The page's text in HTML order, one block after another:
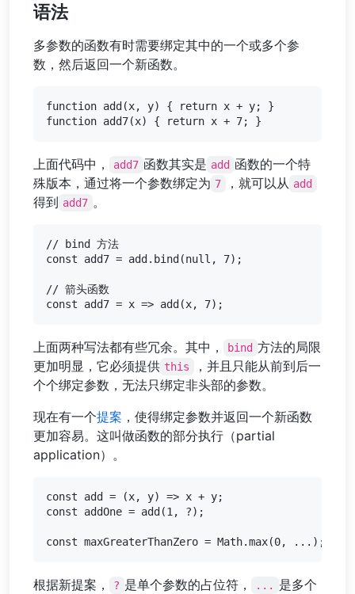
语法
多参数的函数有时需要绑定其中的一个或多个参
数，然后返回一个新函数。
function add(x, y) { return x + y; }
上面代码中， add7 函数其实是 add 函数的一个特
殊版本，通过将一个参数绑定为 7 ，就可以从 add
得到 add7 。
// bind 方法
const add7 = add.bind(null, 7);
// 箭头函数
上面两种写法都有些冗余。其中， bind 方法的局限
更加明显，它必须提供 this
，并且只能从前到后一
个个绑定参数，无法只绑定非头部的参数。
现在有一个提案 ，使得绑定参数并返回一个新函数
更加容易。这叫做函数的部分执行（partial
application）。
const add = (x, y) => x + y;
const addOne = add(1, ?);
根据新提案， ? 是单个参数的占位符， ...
是多个